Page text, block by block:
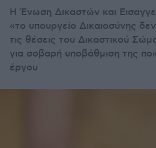
Η Ένωση Δικαστών και
«το υπουργείο Δικαιοσύνης
τις θέσεις του Δικαστικού
για σοβαρή υποβάθμιση της
έργου